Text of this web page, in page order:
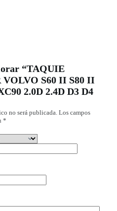
“TAQUIE
S60 II S80 II
2.0D 2.4D D3 D4
no será publicada. Los campos
*